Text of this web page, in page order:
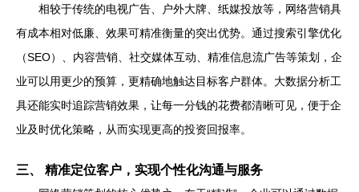
相较于传统的电视广告、户外大牌、纸媒投放等，网络营销具
有成本相对低廉、效果可精准衡量的突出优势。通过搜索引擎优化
（SEO）、内容营销、社交媒体互动、精准信息流广告等策划，企
业可以用更少的预算，更精确地触达目标客户群体。大数据分析工
具还能实时追踪营销效果，让每一分钱的花费都清晰可见，便于企
业及时优化策略，从而实现更高的投资回报率。
三、 精准定位客户，实现个性化沟通与服务